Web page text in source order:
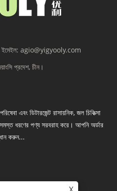
ইমেইল: agio@yigyooly.com
প্রদেশ, চীন।
এবং ডিটারজেন্ট রাসায়নিক, জল চিকিত্সা
ধরণের পণ্য সরবরাহ করে। আপনি অর্ডার
করুন...